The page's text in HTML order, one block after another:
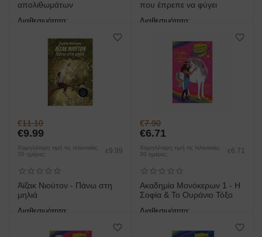
απολιθωμάτων
Διαθεσιμότητα:
έως 3 ημέρες
που έπρεπε να φύγει
Διαθεσιμότητα:
€11.10
€9.99
Χαμηλότερη τιμή τις τελευταίες
30 ημέρες:
€ 9.99
Άϊζακ Νιούτον - Πάνω στη
μηλιά
Διαθεσιμότητα:
€7.90
€6.71
Χαμηλότερη τιμή τις τελευταίες
30 ημέρες:
€ 6.71
Ακαδημία Μονόκερων 1 - Η
Σοφία & Το Ουράνιο Τόξο
Διαθεσιμότητα: